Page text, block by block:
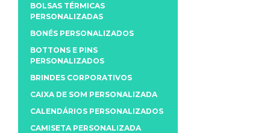
BOLSAS TÉRMICAS
PERSONALIZADAS
BONÉS PERSONALIZADOS
BOTTONS E PINS
PERSONALIZADOS
BRINDES CORPORATIVOS
CAIXA DE SOM PERSONALIZADA
CALENDÁRIOS PERSONALIZADOS
CAMISETA PERSONALIZADA